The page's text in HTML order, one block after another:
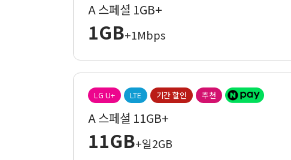
A 스페셜 1GB+
1GB+1Mbps
LG U+ LTE 기간 할인 추천
A 스페셜 11GB+
11GB+일2GB